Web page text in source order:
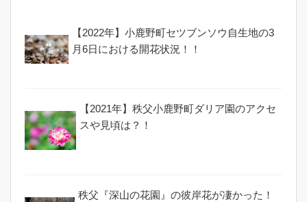
【2022年】小鹿野町セツブンソウ自生地の3
月6日における開花状況！！
【2021年】秩父小鹿野町ダリア園のアクセ
スや見頃は？！
秩父『深山の花園』の彼岸花が凄かった！